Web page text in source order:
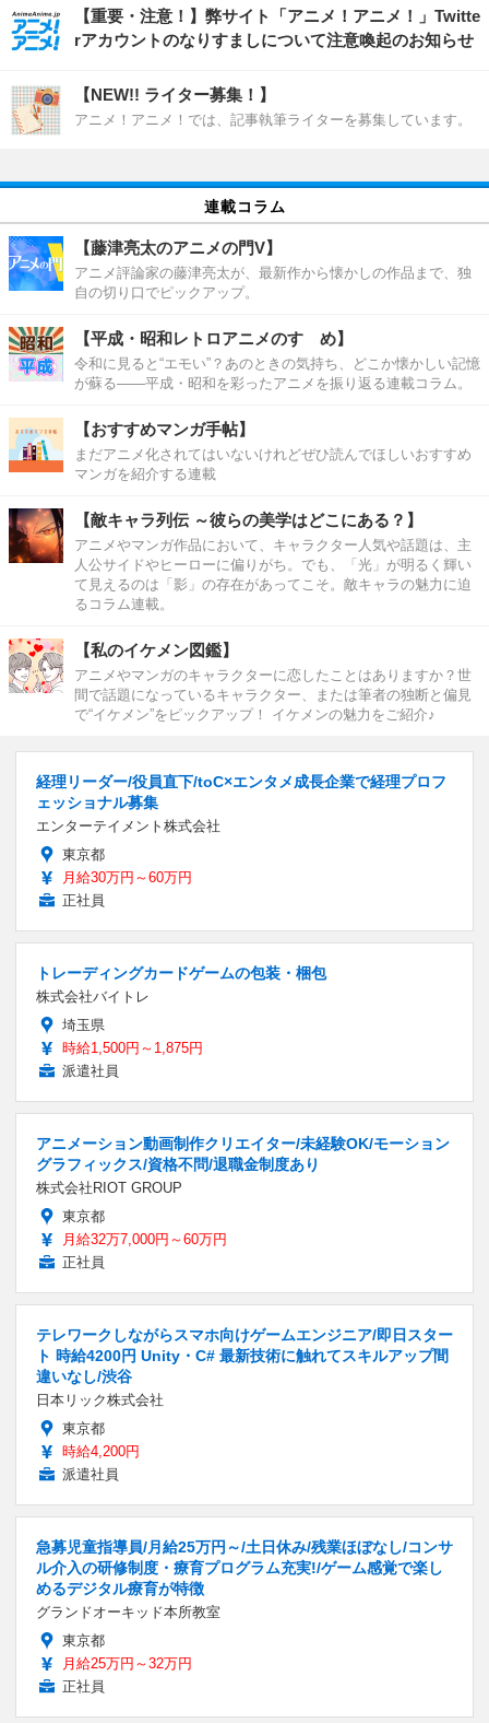
【重要・注意！】弊サイト「アニメ！アニメ！」Twitte
rアカウントのなりすましについて注意喚起のお知らせ
【NEW!! ライター募集！】
アニメ！アニメ！では、記事執筆ライターを募集しています。
連載コラム
【藤津亮太のアニメの門V】
アニメ評論家の藤津亮太が、最新作から懐かしの作品まで、独
自の切り口でピックアップ。
【平成・昭和レトロアニメのすゝめ】
令和に見ると“エモい”？あのときの気持ち、どこか懐かしい記憶
が蘇る――平成・昭和を彩ったアニメを振り返る連載コラム。
【おすすめマンガ手帖】
まだアニメ化されてはいないけれどぜひ読んでほしいおすすめ
マンガを紹介する連載
【敵キャラ列伝 ～彼らの美学はどこにある？】
アニメやマンガ作品において、キャラクター人気や話題は、主
人公サイドやヒーローに偏りがち。でも、「光」が明るく輝い
て見えるのは「影」の存在があってこそ。敵キャラの魅力に迫
るコラム連載。
【私のイケメン図鑑】
アニメやマンガのキャラクターに恋したことはありますか？世
間で話題になっているキャラクター、または筆者の独断と偏見
で“イケメン”をピックアップ！ イケメンの魅力をご紹介♪
経理リーダー/役員直下/toC×エンタメ成長企業で経理プロフ
ェッショナル募集
エンターテイメント株式会社
東京都
月給30万円～60万円
正社員
トレーディングカードゲームの包装・梱包
株式会社バイトレ
埼玉県
時給1,500円～1,875円
派遣社員
アニメーション動画制作クリエイター/未経験OK/モーション
グラフィックス/資格不問/退職金制度あり
株式会社RIOT GROUP
東京都
月給32万7,000円～60万円
正社員
テレワークしながらスマホ向けゲームエンジニア/即日スター
ト 時給4200円 Unity・C# 最新技術に触れてスキルアップ間
違いなし/渋谷
日本リック株式会社
東京都
時給4,200円
派遣社員
急募児童指導員/月給25万円～/土日休み/残業ほぼなし/コンサ
ル介入の研修制度・療育プログラム充実!/ゲーム感覚で楽し
めるデジタル療育が特徴
グランドオーキッド本所教室
東京都
月給25万円～32万円
正社員